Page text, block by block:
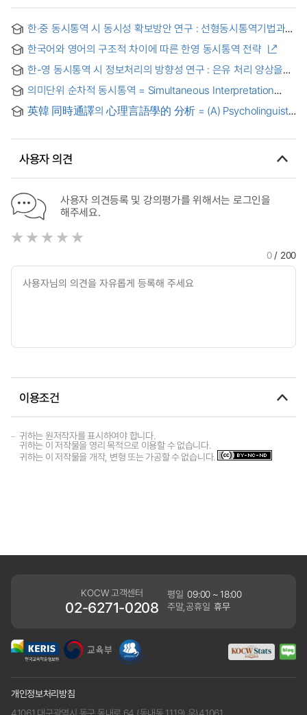
한·중 동시통역 시 동시성 확보방안 연구 : 선형동시통역기법과
한국어와 영어의 구조적 차이에 따른 한영 동시통역 전략
한-영 동시통역 시 정보처리의 방향성 연구 : 은유 처리 양상을
의미단위 순차적 동시통역 = Simultaneous Interpretation
Method Based on Idea Groups & Consecutiveness
英韓 同時通譯의 心理言語學的 分析 = (A) Psycholinguistic
사용자 의견
사용자 의견등록 및 강의평가를 위해서는 로그인을
해주세요.
0/ 200
이용조건
귀하는 원저작자를 표시하여야 합니다.
귀하는 이 저작물을 영리 목적으로 이용할 수 없습니다.
귀하는 이 저작물을 개작, 변형 또는 가공할 수 없습니다.
KOCW 고객센터
02-6271-0208
평일 09:00 ~ 18:00
주말,공휴일 휴무
개인정보처리방침